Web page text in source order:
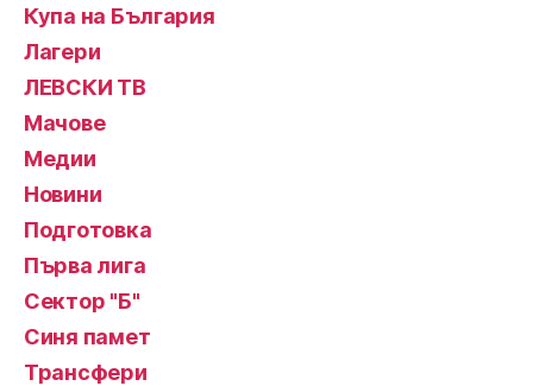
Купа на България
Лагери
ЛЕВСКИ ТВ
Мачове
Медии
Новини
Подготовка
Първа лига
Сектор "Б"
Синя памет
Трансфери